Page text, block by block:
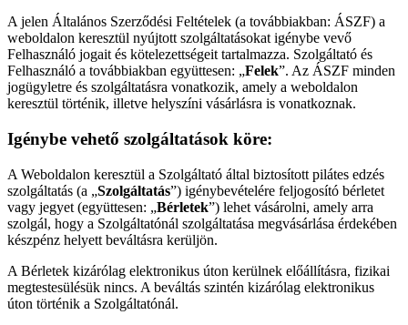
A jelen Általános Szerződési Feltételek (a továbbiakban: ÁSZF) a
weboldalon keresztül nyújtott szolgáltatásokat igénybe vevő
Felhasználó jogait és kötelezettségeit tartalmazza. Szolgáltató és
Felhasználó a továbbiakban együttesen: „Felek”. Az ÁSZF minden
jogügyletre és szolgáltatásra vonatkozik, amely a weboldalon
keresztül történik, illetve helyszíni vásárlásra is vonatkoznak.
Igénybe vehető szolgáltatások köre:
A Weboldalon keresztül a Szolgáltató által biztosított pilátes edzés
szolgáltatás (a „Szolgáltatás”) igénybevételére feljogosító bérletet
vagy jegyet (együttesen: „Bérletek”) lehet vásárolni, amely arra
szolgál, hogy a Szolgáltatónál szolgáltatása megvásárlása érdekében
készpénz helyett beváltásra kerüljön.
A Bérletek kizárólag elektronikus úton kerülnek előállításra, fizikai
megtestesülésük nincs. A beváltás szintén kizárólag elektronikus
úton történik a Szolgáltatónál.